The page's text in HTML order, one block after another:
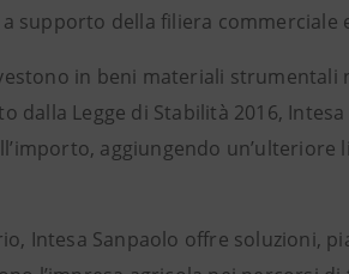
supporto della filiera commerciale
in beni materiali
dalla Legge di Stabilità 2016,
aggiungendo un’ulteriore
Intesa Sanpaolo offre soluzioni,